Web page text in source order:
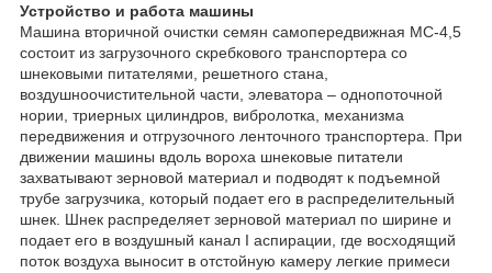
Устройство и работа машины
Машина вторичной очистки семян самопередвижная МС-4,5
состоит из загрузочного скребкового транспортера со
шнековыми питателями, решетного стана,
воздушноочистительной части, элеватора – однопоточной
нории, триерных цилиндров, вибролотка, механизма
передвижения и отгрузочного ленточного транспортера. При
движении машины вдоль вороха шнековые питатели
захватывают зерновой материал и подводят к подъемной
трубе загрузчика, который подает его в распределительный
шнек. Шнек распределяет зерновой материал по ширине и
подает его в воздушный канал I аспирации, где восходящий
поток воздуха выносит в отстойную камеру легкие примеси